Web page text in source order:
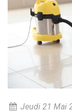
Jeudi 21 Mai